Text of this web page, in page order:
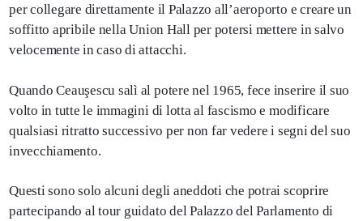
per collegare direttamente il Palazzo all’aeroporto e creare un
soffitto apribile nella Union Hall per potersi mettere in salvo
velocemente in caso di attacchi.
Quando Ceauşescu salì al potere nel 1965, fece inserire il suo
volto in tutte le immagini di lotta al fascismo e modificare
qualsiasi ritratto successivo per non far vedere i segni del suo
invecchiamento.
Questi sono solo alcuni degli aneddoti che potrai scoprire
partecipando al tour guidato del Palazzo del Parlamento di